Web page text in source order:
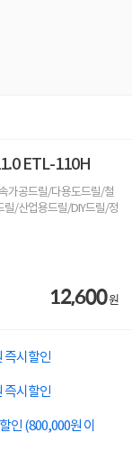
ETL-110H
가공드릴/다용도드릴/철
/산업용드릴/DIY드릴/정
12,600원
즉시할인
즉시할인
인 (800,000원 이